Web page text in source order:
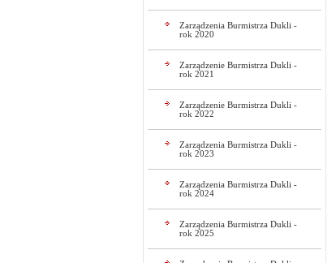
Zarządzenia Burmistrza Dukli -
rok 2020
Zarządzenie Burmistrza Dukli -
rok 2021
Zarządzenie Burmistrza Dukli -
rok 2022
Zarządzenia Burmistrza Dukli -
rok 2023
Zarządzenia Burmistrza Dukli -
rok 2024
Zarządzenia Burmistrza Dukli -
rok 2025